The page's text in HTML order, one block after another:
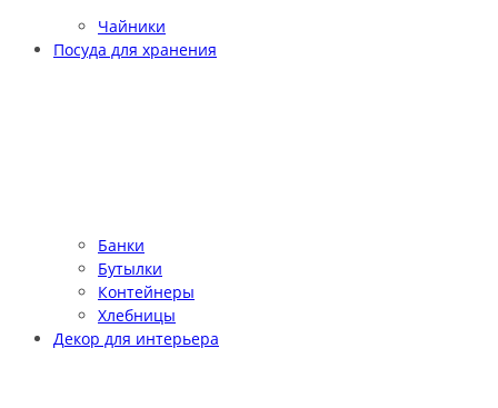
Чайники
Посуда для хранения
Банки
Бутылки
Контейнеры
Хлебницы
Декор для интерьера